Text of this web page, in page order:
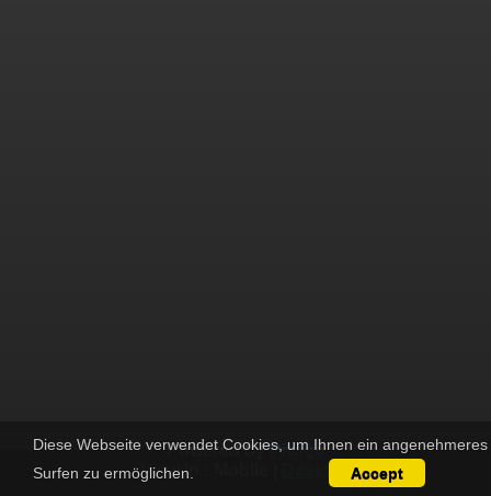
Diese Webseite verwendet Cookies, um Ihnen ein angenehmeres
Surfen zu ermöglichen.
Accept
Powered byPiwigo
View in :